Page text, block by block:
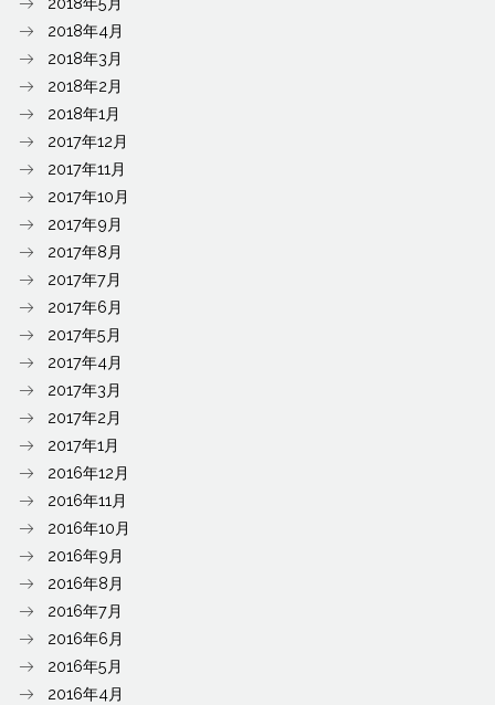
2018年4月
2018年3月
2018年2月
2018年1月
2017年12月
2017年11月
2017年10月
2017年9月
2017年8月
2017年7月
2017年6月
2017年5月
2017年4月
2017年3月
2017年2月
2017年1月
2016年12月
2016年11月
2016年10月
2016年9月
2016年8月
2016年7月
2016年6月
2016年5月
2016年4月